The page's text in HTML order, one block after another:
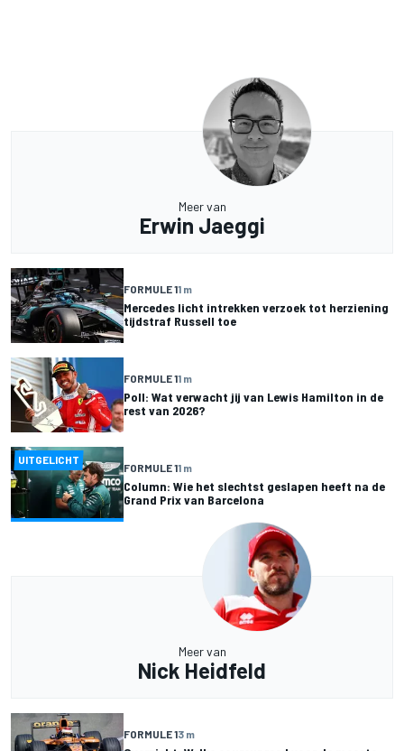
Meer van
Erwin Jaeggi
FORMULE 11 m
Mercedes licht intrekken verzoek tot herziening
tijdstraf Russell toe
FORMULE 11 m
Poll: Wat verwacht jij van Lewis Hamilton in de
rest van 2026?
UITGELICHT
FORMULE 11 m
Column: Wie het slechtst geslapen heeft na de
Grand Prix van Barcelona
Meer van
Nick Heidfeld
FORMULE 13 m